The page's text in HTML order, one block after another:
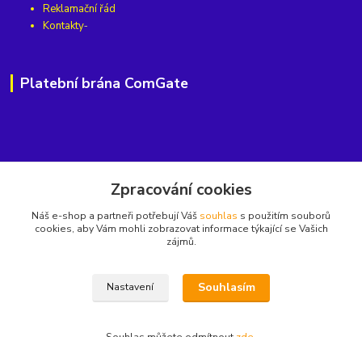
Reklamační řád
Kontakty
Platební brána ComGate
Horská 813, Střední Předměstí,
541 01 Trutnov
Zpracování cookies
Náš e-shop a partneři potřebují Váš souhlas s použitím souborů
cookies, aby Vám mohli zobrazovat informace týkající se Vašich
zájmů.
Nastavení Souhlasím